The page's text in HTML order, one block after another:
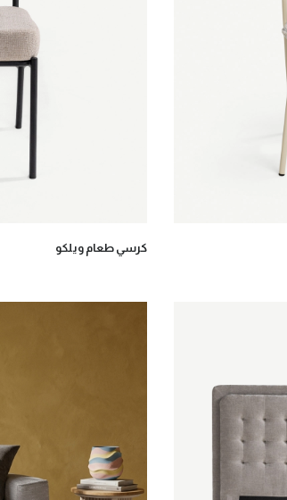
كرسي طعام ويلكو